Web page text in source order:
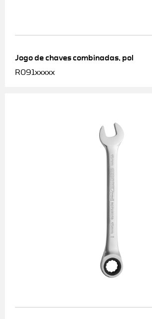
Jogo de chaves combinadas, pol
R091xxxxx